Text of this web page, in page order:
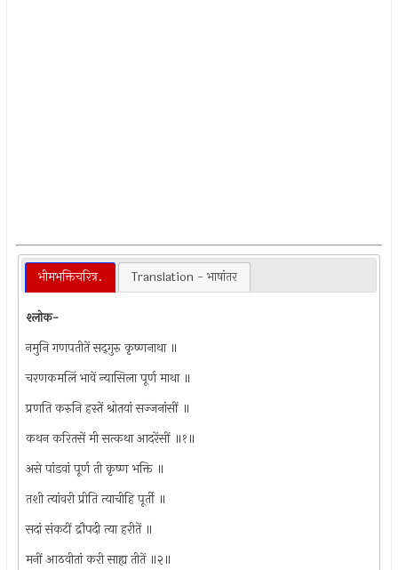
भीमभक्तिचरित्र. Translation - भाषांतर
श्लोक-
नमुनि गणपतीतें सद्‌गुरु कृष्णनाथा ॥
चरणकमलिं भावें न्यासिला पूर्ण माथा ॥
प्रणति करुनि हस्तें श्रोतयां सज्जनांसीं ॥
कथन करितसें मी सत्कथा आदरेंसीं ॥१॥
असे पांडवां पूर्ण ती कृष्ण भक्ति ॥
तशी त्यांवरी प्रीति त्याचीहि पूर्ती ॥
सदां संकटीं द्रौपदी त्या हरीतें ॥
मनीं आठवीतां करी साह्य तीतें ॥२॥